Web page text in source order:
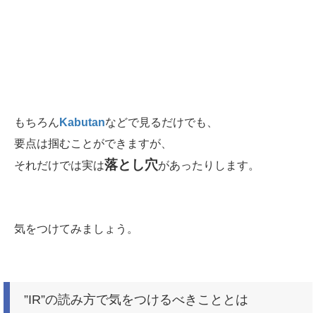
もちろん Kabutanなどで見るだけでも、
要点は掴むことができますが、
それだけでは実は落とし穴があったりします。
気をつけてみましょう。
”IR”の読み方で気をつけるべきこととは